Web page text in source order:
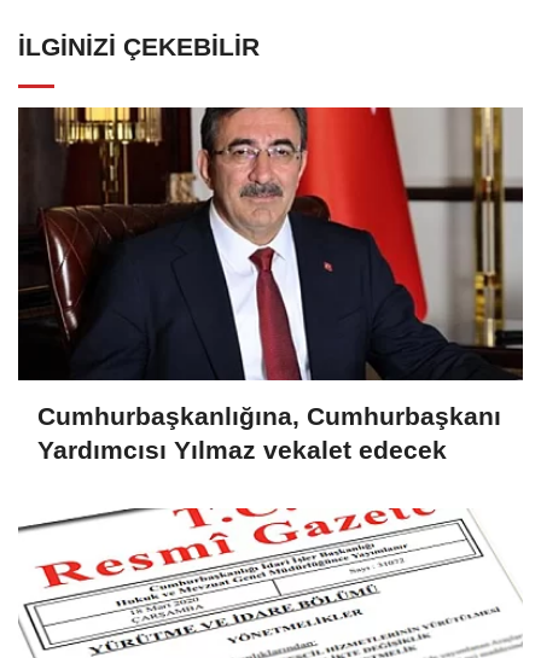
İLGINIZI ÇEKEBILIR
Cumhurbaşkanlığına, Cumhurbaşkanı
Yardımcısı Yılmaz vekalet edecek